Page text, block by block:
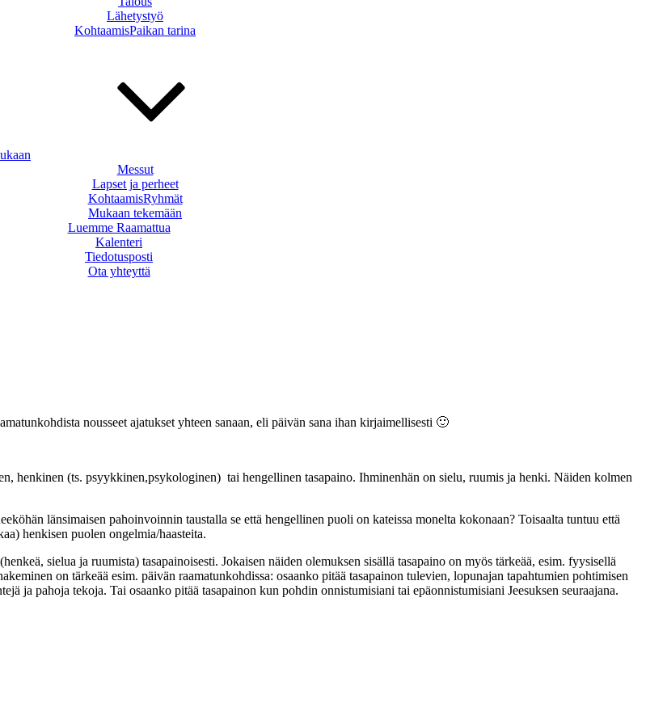
Lähetystyö
KohtaamisPaikan tarina
Messut
Lapset ja perheet
KohtaamisRyhmät
Mukaan tekemään
Luemme Raamattua
Kalenteri
Tiedotusposti
Ota yhteyttä
nousseet ajatukset yhteen sanaan, eli päivän sana ihan kirjaimellisesti 🙂
henkinen (ts. psyykkinen,psykologinen) tai hengellinen tasapaino. Ihminenhän on sielu, ruumis ja henki. Näiden kolmen
länsimaisen pahoinvoinnin taustalla se että hengellinen puoli on kateissa monelta kokonaan? Toisaalta tuntuu että
henkisen puolen ongelmia/haasteita.
sielua ja ruumista) tasapainoisesti. Jokaisen näiden olemuksen sisällä tasapaino on myös tärkeää, esim. fyysisellä
on tärkeää esim. päivän raamatunkohdissa: osaanko pitää tasapainon tulevien, lopunajan tapahtumien pohtimisen
ja pahoja tekoja. Tai osaanko pitää tasapainon kun pohdin onnistumisiani tai epäonnistumisiani Jeesuksen seuraajana.